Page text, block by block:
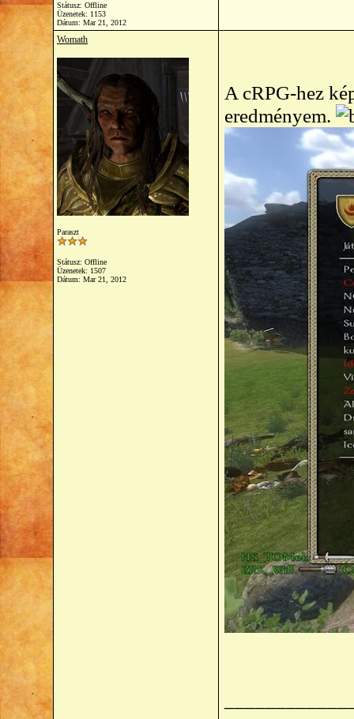
Státusz: Offline
Üzenetek: 1153
Dátum: Mar 21, 2012
Womath
Paraszt
Státusz: Offline
Üzenetek: 1507
Dátum: Mar 21, 2012
A cRPG-hez
eredményem.